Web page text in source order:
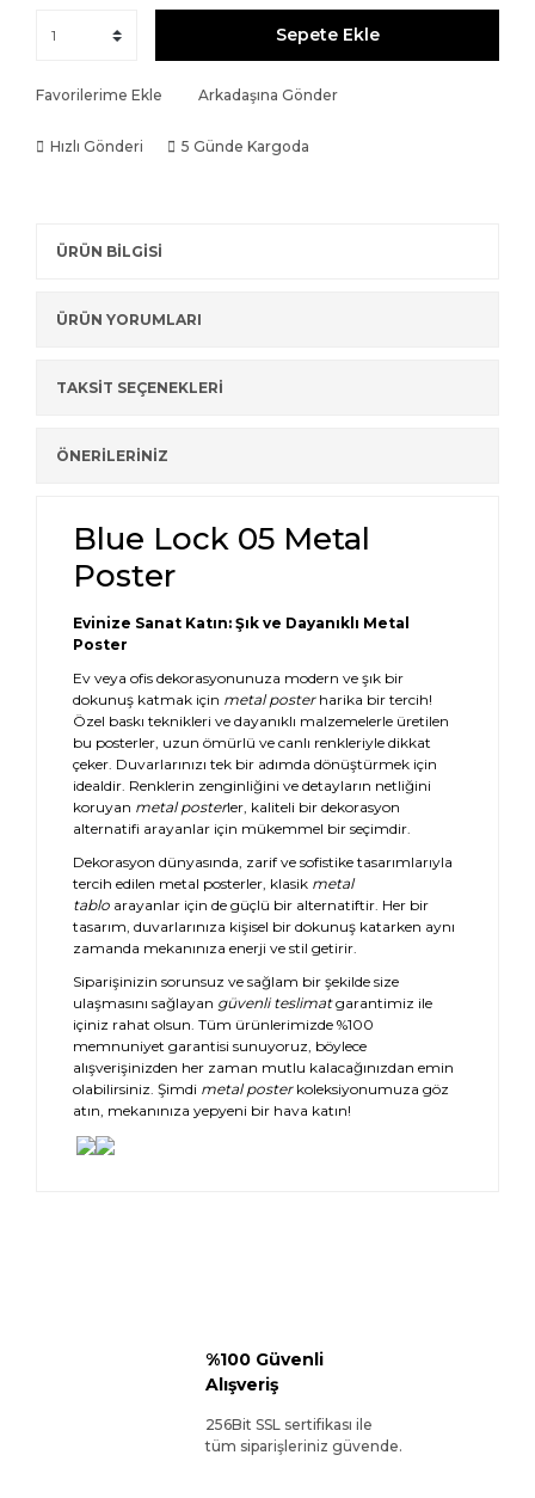
Sepete Ekle
Favorilerime Ekle Arkadaşına Gönder
Hızlı Gönderi 5 Günde Kargoda
ÜRÜN BİLGİSİ
ÜRÜN YORUMLARI
TAKSİT SEÇENEKLERİ
ÖNERİLERİNİZ
Blue Lock 05 Metal
Poster
Evinize Sanat Katın: Şık ve Dayanıklı Metal
Poster
Ev veya ofis dekorasyonunuza modern ve şık bir
dokunuş katmak için metal posterharika bir tercih!
Özel baskı teknikleri ve dayanıklı malzemelerle üretilen
bu posterler, uzun ömürlü ve canlı renkleriyle dikkat
çeker. Duvarlarınızı tek bir adımda dönüştürmek için
idealdir. Renklerin zenginliğini ve detayların netliğini
koruyan metal posterler, kaliteli bir dekorasyon
alternatifi arayanlar için mükemmel bir seçimdir.
Dekorasyon dünyasında, zarif ve sofistike tasarımlarıyla
tercih edilen metal posterler, klasik metal
tablo arayanlar için de güçlü bir alternatiftir. Her bir
tasarım, duvarlarınıza kişisel bir dokunuş katarken aynı
zamanda mekanınıza enerji ve stil getirir.
Siparişinizin sorunsuz ve sağlam bir şekilde size
ulaşmasını sağlayan güvenli teslimatgarantimiz ile
içiniz rahat olsun. Tüm ürünlerimizde %100
memnuniyet garantisi sunuyoruz, böylece
alışverişinizden her zaman mutlu kalacağınızdan emin
olabilirsiniz. Şimdi metal posterkoleksiyonumuza göz
atın, mekanınıza yepyeni bir hava katın!
%100 Güvenli
Alışveriş
256Bit SSL sertifikası ile
tüm siparişleriniz güvende.